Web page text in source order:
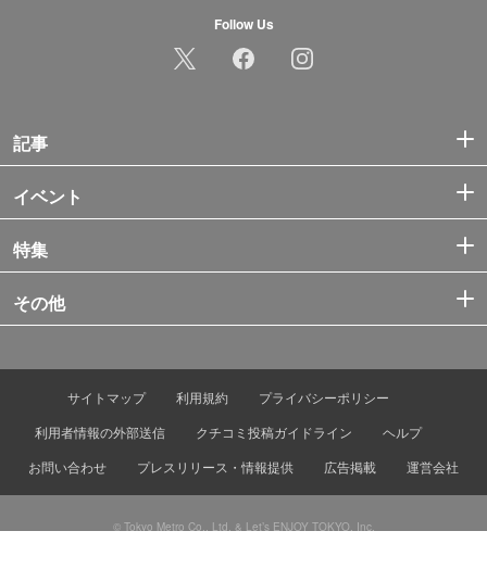
Follow Us
記事
イベント
特集
その他
サイトマップ 利用規約
プライバシーポリシー
利用者情報の外部送信
クチコミ投稿ガイドライン
ヘルプ
お問い合わせ
プレスリリース・情報提供 広告掲載 運営会社
© Tokyo Metro Co., Ltd. & Let’s ENJOY TOKYO, Inc.